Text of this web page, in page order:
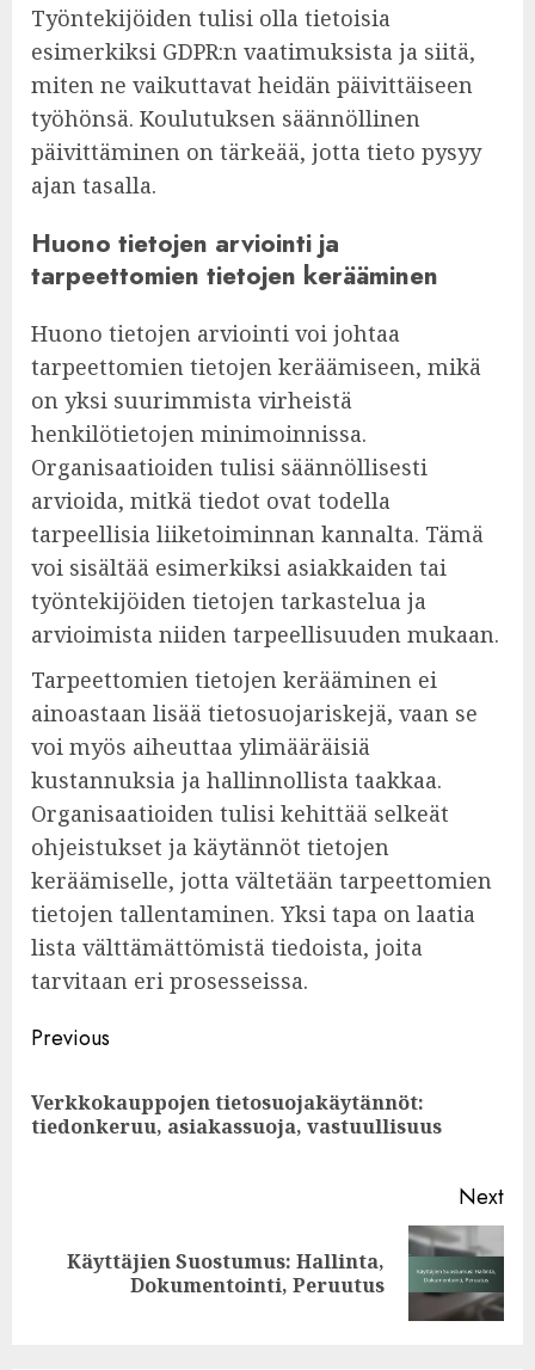
Työntekijöiden tulisi olla tietoisia
esimerkiksi GDPR:n vaatimuksista ja siitä,
miten ne vaikuttavat heidän päivittäiseen
työhönsä. Koulutuksen säännöllinen
päivittäminen on tärkeää, jotta tieto pysyy
ajan tasalla.
Huono tietojen arviointi ja
tarpeettomien tietojen kerääminen
Huono tietojen arviointi voi johtaa
tarpeettomien tietojen keräämiseen, mikä
on yksi suurimmista virheistä
henkilötietojen minimoinnissa.
Organisaatioiden tulisi säännöllisesti
arvioida, mitkä tiedot ovat todella
tarpeellisia liiketoiminnan kannalta. Tämä
voi sisältää esimerkiksi asiakkaiden tai
työntekijöiden tietojen tarkastelua ja
arvioimista niiden tarpeellisuuden mukaan.
Tarpeettomien tietojen kerääminen ei
ainoastaan lisää tietosuojariskejä, vaan se
voi myös aiheuttaa ylimääräisiä
kustannuksia ja hallinnollista taakkaa.
Organisaatioiden tulisi kehittää selkeät
ohjeistukset ja käytännöt tietojen
keräämiselle, jotta vältetään tarpeettomien
tietojen tallentaminen. Yksi tapa on laatia
lista välttämättömistä tiedoista, joita
tarvitaan eri prosesseissa.
Post
navigation
Previous
Verkkokauppojen tietosuojakäytännöt:
tiedonkeruu, asiakassuoja, vastuullisuus
Next
NextKäyttäjien Suostumus: Hallinta,
Dokumentointi, Peruutus